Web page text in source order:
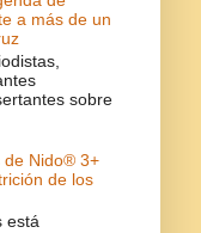
a más de un
sobre
de Nido® 3+
de los
está